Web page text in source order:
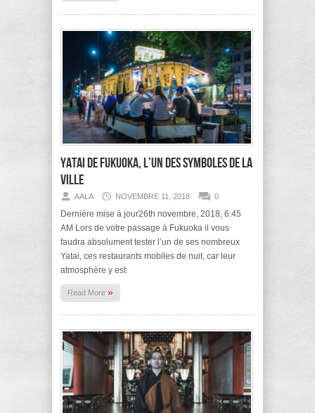
Yatai de Fukuoka, l’un des symboles de la
ville
AALA NOVEMBRE 11, 2018 0
Dernière mise à jour26th novembre, 2018, 6:45
AM Lors de votre passage à Fukuoka il vous
faudra absolument tester l’un de ses nombreux
Yatai, ces restaurants mobiles de nuit, car leur
atmosphère y est
Read More »